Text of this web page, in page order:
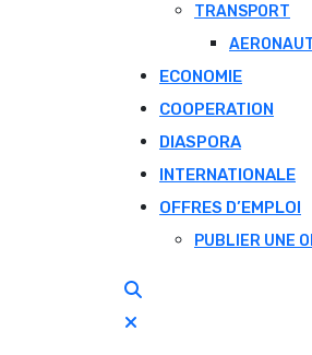
TRANSPORT
ECONOMIE
COOPERATION
DIASPORA
INTERNATIONALE
OFFRES D’EMPLOI
PUBLIER UNE